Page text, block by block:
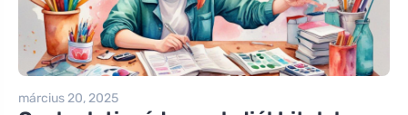
március 20, 2025